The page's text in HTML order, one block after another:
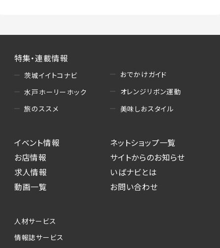
特集・連載情報
茨城イイトコナビ
水戸ホーリーホック
旅のススメ
おでかけガイド
オレンジリボン運動
美味しおスタイル
イベント情報
お店情報
求人情報
動画一覧
ネットショップ一覧
サイトからのお知らせ
いばナビとは
お問い合わせ
人材サービス
情報誌サービス